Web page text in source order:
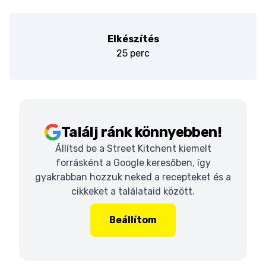
Elkészítés
25 perc
Találj ránk könnyebben!
Állítsd be a Street Kitchent kiemelt
forrásként a Google keresőben, így
gyakrabban hozzuk neked a recepteket és a
cikkeket a találataid között.
Beállítom